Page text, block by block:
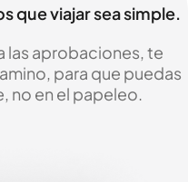
que viajar sea simple.
las aprobaciones, te
para que puedas
no en el papeleo.